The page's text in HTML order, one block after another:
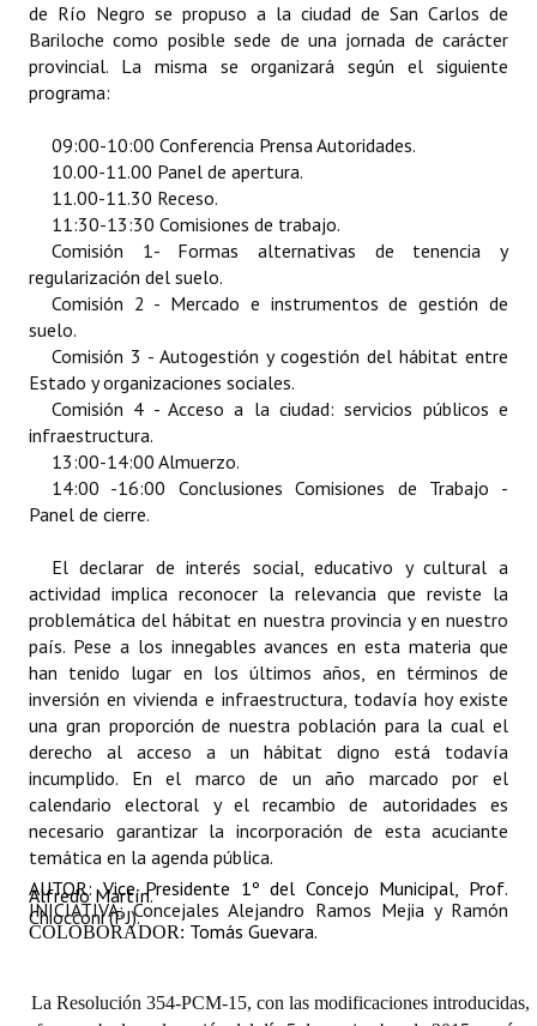
Antiguos Pobladores - Registro
Reconocimientos - Registro
Entrega de distinciones
REFORMA DE LA CARTA ORGÁNICA
de Río Negro se propuso a la ciudad de San Carlos de
Bariloche como posible sede de una jornada de carácter
provincial. La misma se organizará según el siguiente
programa:
09:00-10:00 Conferencia Prensa Autoridades.
10.00-11.00 Panel de apertura.
11.00-11.30 Receso.
11:30-13:30 Comisiones de trabajo.
Comisión 1- Formas alternativas de tenencia y
regularización del suelo.
Comisión 2 - Mercado e instrumentos de gestión de
suelo.
Comisión 3 - Autogestión y cogestión del hábitat entre
Estado y organizaciones sociales.
Comisión 4 - Acceso a la ciudad: servicios públicos e
infraestructura.
13:00-14:00 Almuerzo.
14:00 -16:00 Conclusiones Comisiones de Trabajo -
Panel de cierre.
El declarar de interés social, educativo y cultural a
actividad implica reconocer la relevancia que reviste la
problemática del hábitat en nuestra provincia y en nuestro
país. Pese a los innegables avances en esta materia que
han tenido lugar en los últimos años, en términos de
inversión en vivienda e infraestructura, todavía hoy existe
una gran proporción de nuestra población para la cual el
derecho al acceso a un hábitat digno está todavía
incumplido. En el marco de un año marcado por el
calendario electoral y el recambio de autoridades es
necesario garantizar la incorporación de esta acuciante
temática en la agenda pública.
AUTOR: Vice Presidente 1º del Concejo Municipal, Prof.
Alfredo Martín.
INICIATIVA: Concejales Alejandro Ramos Mejia y Ramón
Chiocconi (PJ).
COLOBORADOR: Tomás Guevara.
La Resolución 354-PCM-15, con las modificaciones introducidas,